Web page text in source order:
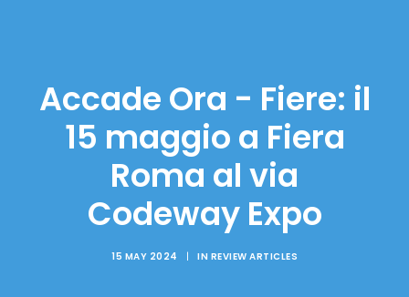
Accade Ora - Fiere: il
15 maggio a Fiera
Roma al via
Codeway Expo
15 MAY 2024 | IN REVIEW ARTICLES